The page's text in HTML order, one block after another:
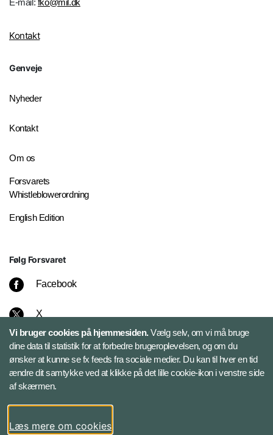
E-mail: fko@mil.dk
Kontakt
Genveje
Nyheder
Kontakt
Om os
Forsvarets
Whistleblowerordning
English Edition
Følg Forsvaret
Facebook
X
Instagram
Bluesky
LinkedIn
Vi bruger cookies på hjemmesiden.Vælg selv, om vi må bruge
dine data til statistik for at forbedre brugeroplevelsen, og om du
ønsker at kunne se fx feeds fra sociale medier. Du kan til hver en tid
ændre dit samtykke ved at klikke på det lille cookie-ikon i venstre side
af skærmen.
Læs mere om cookies